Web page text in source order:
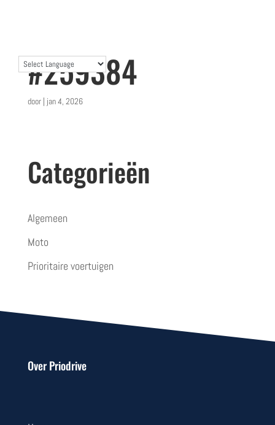
#259384
door | jan 4, 2026
Categorieën
Algemeen
Moto
Prioritaire voertuigen
Over Priodrive